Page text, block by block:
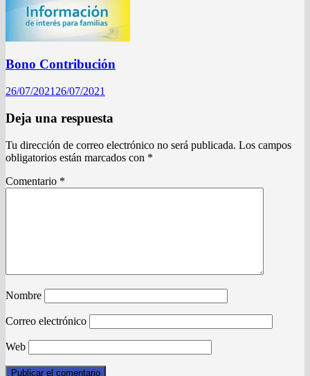
Bono Contribución
26/07/2021 26/07/2021
Deja una respuesta
Tu dirección de correo electrónico no será publicada. Los campos
obligatorios están marcados con *
Comentario *
Nombre
Correo electrónico
Web